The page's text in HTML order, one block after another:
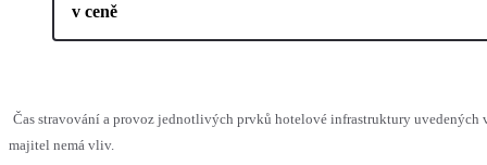
v ceně
Čas stravování a provoz jednotlivých prvků hotelové infrastruktury uvedených
majitel nemá vliv.